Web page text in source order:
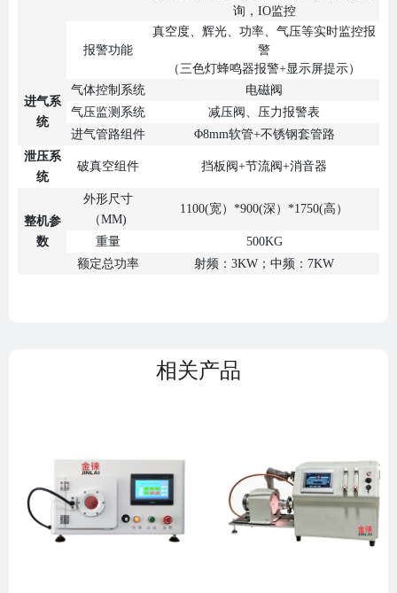
询，IO监控
报警功能
真空度、辉光、功率、气压等实时监控报
警
（三色灯蜂鸣器报警+显示屏提示）
进气系
统
气体控制系统
电磁阀
气压监测系统
减压阀、压力报警表
进气管路组件
Φ8mm软管+不锈钢套管路
泄压系
统
破真空组件 挡板阀+节流阀+消音器
整机参
数
外形尺寸
（MM)
1100(宽）*900(深）*1750(高）
重量
500KG
额定总功率
射频：3KW；中频：7KW
相关产品